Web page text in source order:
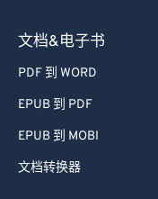
文档&电子书
PDF 到 WORD
EPUB 到 PDF
EPUB 到 MOBI
文档转换器